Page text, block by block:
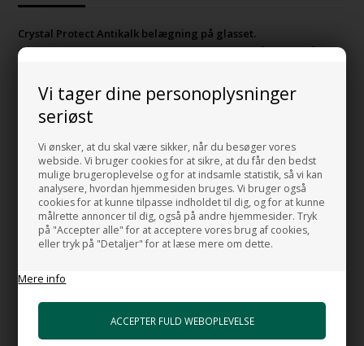
Vi tager dine personoplysninger
seriøst
Vi ønsker, at du skal være sikker, når du besøger vores
webside. Vi bruger cookies for at sikre, at du får den bedst
mulige brugeroplevelse og for at indsamle statistik, så vi kan
analysere, hvordan hjemmesiden bruges. Vi bruger også
cookies for at kunne tilpasse indholdet til dig, og for at kunne
målrette annoncer til dig, også på andre hjemmesider. Tryk
på "Accepter alle" for at acceptere vores brug af cookies,
eller tryk på "Detaljer" for at læse mere om dette.
Mere info
Crystal Protect Antikalk belægning på glasset.
Gør rengøringen til en leg, da denne belægning på glasset får
Transperant antikalkbelægning til brusedør
GODT AT VIDE:
Det anbefales at benytte fabrikkens glasrens da denne er
udviklet direkte til at pleje antikalkbelægningen.
MADE IN ITALY
RELATEREDE PRODUKTER